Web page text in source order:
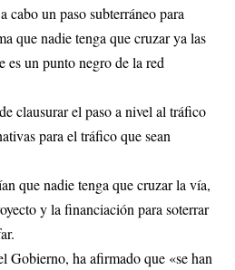
cabo un paso subterráneo para
que nadie tenga que cruzar ya las
es un punto negro de la red
clausurar el paso a nivel al tráfico
para el tráfico que sean
que nadie tenga que cruzar la vía,
y la financiación para soterrar
Gobierno, ha afirmado que «se han